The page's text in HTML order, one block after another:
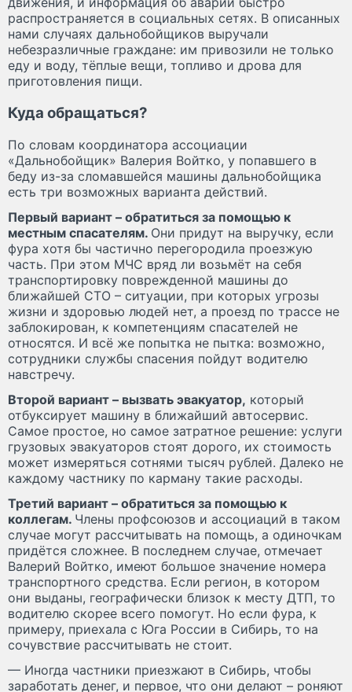
распространяется в социальных сетях. В описанных
нами случаях дальнобойщиков выручали
небезразличные граждане: им привозили не только
еду и воду, тёплые вещи, топливо и дрова для
приготовления пищи.
Куда обращаться?
По словам координатора ассоциации
«Дальнобойщик» Валерия Войтко, у попавшего в
беду из-за сломавшейся машины дальнобойщика
есть три возможных варианта действий.
Первый вариант – обратиться за помощью к
местным спасателям. Они придут на выручку, если
фура хотя бы частично перегородила проезжую
часть. При этом МЧС вряд ли возьмёт на себя
транспортировку поврежденной машины до
ближайшей СТО – ситуации, при которых угрозы
жизни и здоровью людей нет, а проезд по трассе не
заблокирован, к компетенциям спасателей не
относятся. И всё же попытка не пытка: возможно,
сотрудники службы спасения пойдут водителю
навстречу.
Второй вариант – вызвать эвакуатор, который
отбуксирует машину в ближайший автосервис.
Самое простое, но самое затратное решение: услуги
грузовых эвакуаторов стоят дорого, их стоимость
может измеряться сотнями тысяч рублей. Далеко не
каждому частнику по карману такие расходы.
Третий вариант – обратиться за помощью к
коллегам. Члены профсоюзов и ассоциаций в таком
случае могут рассчитывать на помощь, а одиночкам
придётся сложнее. В последнем случае, отмечает
Валерий Войтко, имеют большое значение номера
транспортного средства. Если регион, в котором
они выданы, географически близок к месту ДТП, то
водителю скорее всего помогут. Но если фура, к
примеру, приехала с Юга России в Сибирь, то на
сочувствие рассчитывать не стоит.
— Иногда частники приезжают в Сибирь, чтобы
заработать денег, и первое, что они делают – роняют